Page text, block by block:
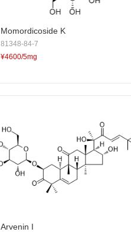
Momordicoside K
81348-84-7
¥4600/5mg
Arvenin I